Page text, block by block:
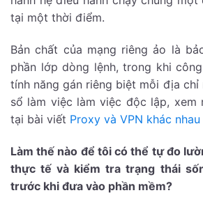
tại một thời điểm.
Bản chất của mạng riêng ảo là
phần lớp dòng lệnh, trong khi
tính năng gán riêng biệt mỗi địa
sổ làm việc làm việc độc lập, xem
tại bài viết Proxy và VPN khác
Làm thế nào để tôi có thể tự đo
thực tế và kiểm tra trạng thái
trước khi đưa vào phần mềm?